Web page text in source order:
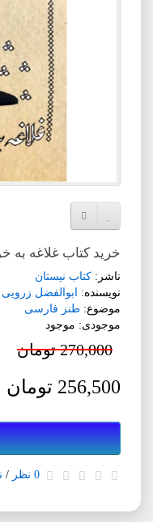
افزودن به لیست دلخواه
خرید کتاب غلاغه به
ناشر: کتاب نیستان
نویسنده:
ابوالفضل زرویی
موضوع: طنز فارسی
موجودی: موجود
270,000 تومان
256,500 تومان
0 نظر /